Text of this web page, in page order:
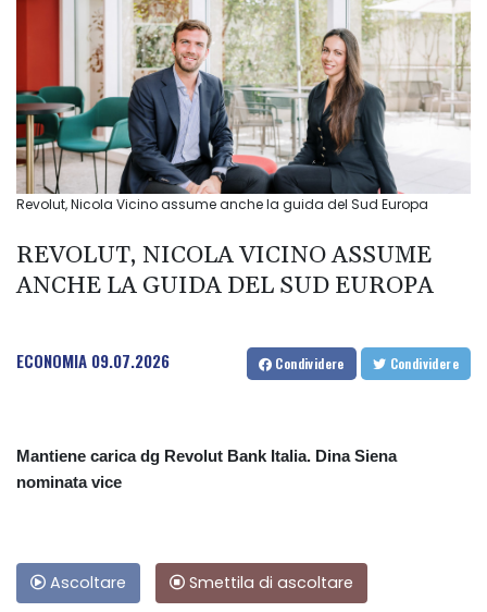
Revolut, Nicola Vicino assume anche la guida del Sud Europa
REVOLUT, NICOLA VICINO ASSUME
ANCHE LA GUIDA DEL SUD EUROPA
ECONOMIA 09.07.2026 Condividere Condividere
Mantiene carica dg Revolut Bank Italia. Dina Siena
nominata vice
Ascoltare Smettila di ascoltare